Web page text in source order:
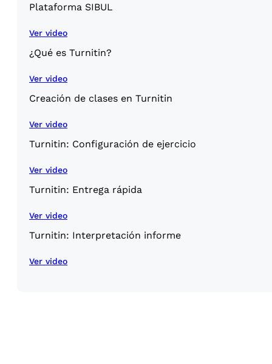
Plataforma SIBUL
Ver video
¿Qué es Turnitin?
Ver video
Creación de clases en Turnitin
Ver video
Turnitin: Configuración de ejercicio
Ver video
Turnitin: Entrega rápida
Ver video
Turnitin: Interpretación informe
Ver video